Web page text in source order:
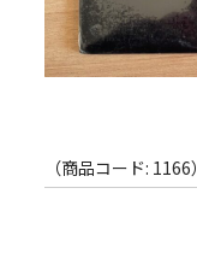
（商品コード: 1166）